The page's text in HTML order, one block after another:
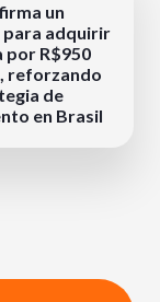
un
para adquirir
por R$950
reforzando
de
en Brasil